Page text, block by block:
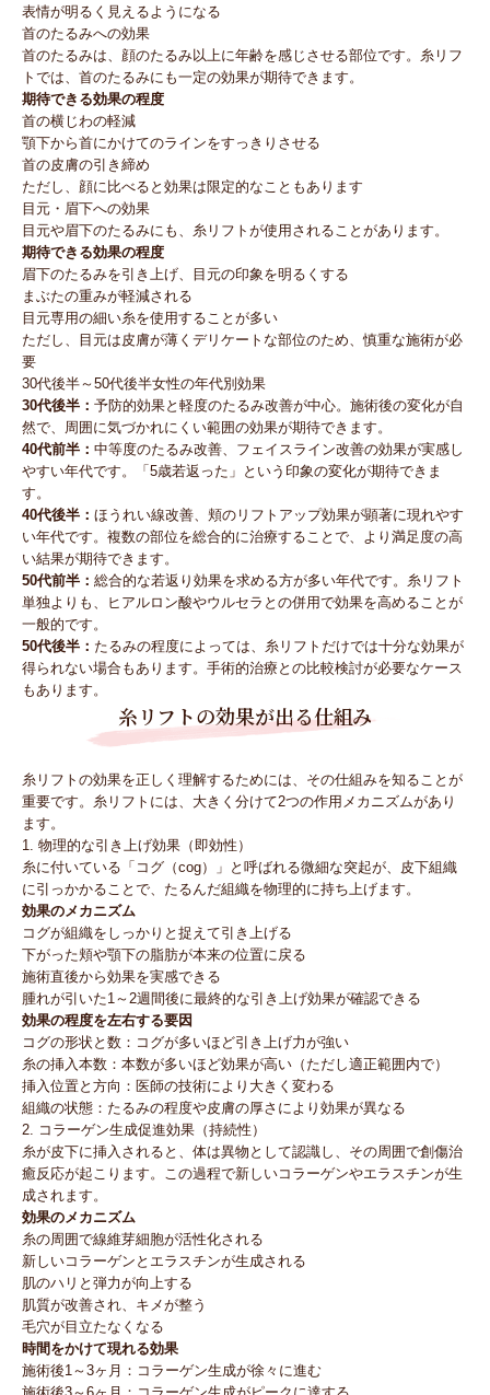
表情が明るく見えるようになる
首のたるみへの効果
首のたるみは、顔のたるみ以上に年齢を感じさせる部位です。糸リフ
トでは、首のたるみにも一定の効果が期待できます。
期待できる効果の程度
首の横じわの軽減
顎下から首にかけてのラインをすっきりさせる
首の皮膚の引き締め
ただし、顔に比べると効果は限定的なこともあります
目元・眉下への効果
目元や眉下のたるみにも、糸リフトが使用されることがあります。
期待できる効果の程度
眉下のたるみを引き上げ、目元の印象を明るくする
まぶたの重みが軽減される
目元専用の細い糸を使用することが多い
ただし、目元は皮膚が薄くデリケートな部位のため、慎重な施術が必
要
30代後半～50代後半女性の年代別効果
30代後半： 予防的効果と軽度のたるみ改善が中心。施術後の変化が自
然で、周囲に気づかれにくい範囲の効果が期待できます。
40代前半： 中等度のたるみ改善、フェイスライン改善の効果が実感し
やすい年代です。「5歳若返った」という印象の変化が期待できま
す。
40代後半： ほうれい線改善、頬のリフトアップ効果が顕著に現れやす
い年代です。複数の部位を総合的に治療することで、より満足度の高
い結果が期待できます。
50代前半： 総合的な若返り効果を求める方が多い年代です。糸リフト
単独よりも、ヒアルロン酸やウルセラとの併用で効果を高めることが
一般的です。
50代後半： たるみの程度によっては、糸リフトだけでは十分な効果が
得られない場合もあります。手術的治療との比較検討が必要なケース
もあります。
糸リフトの効果が出る仕組み
糸リフトの効果を正しく理解するためには、その仕組みを知ることが
重要です。糸リフトには、大きく分けて2つの作用メカニズムがあり
ます。
1. 物理的な引き上げ効果（即効性）
糸に付いている「コグ（cog）」と呼ばれる微細な突起が、皮下組織
に引っかかることで、たるんだ組織を物理的に持ち上げます。
効果のメカニズム
コグが組織をしっかりと捉えて引き上げる
下がった頬や顎下の脂肪が本来の位置に戻る
施術直後から効果を実感できる
腫れが引いた1～2週間後に最終的な引き上げ効果が確認できる
効果の程度を左右する要因
コグの形状と数：コグが多いほど引き上げ力が強い
糸の挿入本数：本数が多いほど効果が高い（ただし適正範囲内で）
挿入位置と方向：医師の技術により大きく変わる
組織の状態：たるみの程度や皮膚の厚さにより効果が異なる
2. コラーゲン生成促進効果（持続性）
糸が皮下に挿入されると、体は異物として認識し、その周囲で創傷治
癒反応が起こります。この過程で新しいコラーゲンやエラスチンが生
成されます。
効果のメカニズム
糸の周囲で線維芽細胞が活性化される
新しいコラーゲンとエラスチンが生成される
肌のハリと弾力が向上する
肌質が改善され、キメが整う
毛穴が目立たなくなる
時間をかけて現れる効果
施術後1～3ヶ月：コラーゲン生成が徐々に進む